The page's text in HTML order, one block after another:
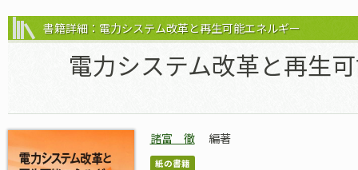
書籍詳細：電力システム改革と再生可能エネルギー
電力システム改革と再生
諸富 徹 編著
紙の書籍